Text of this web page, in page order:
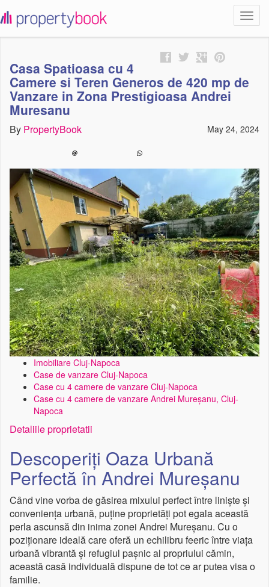
propertybook
Casa Spatioasa cu 4
Camere si Teren Generos de 420 mp de
Vanzare in Zona Prestigioasa Andrei
Muresanu
May 24, 2024
By PropertyBook
Imobiliare Cluj-Napoca
Case de vanzare Cluj-Napoca
Case cu 4 camere de vanzare Cluj-Napoca
Case cu 4 camere de vanzare Andrei Mureșanu, Cluj-
Napoca
Detaliile proprietatii
Descoperiți Oaza Urbană
Perfectă în Andrei Mureșanu
Când vine vorba de găsirea mixului perfect între liniște și
conveniența urbană, puține proprietăți pot egala această
perla ascunsă din inima zonei Andrei Mureșanu. Cu o
poziționare ideală care oferă un echilibru feeric între viața
urbană vibrantă și refugiul pașnic al propriului cămin,
această casă individuală dispune de tot ce ar putea visa o
familie.